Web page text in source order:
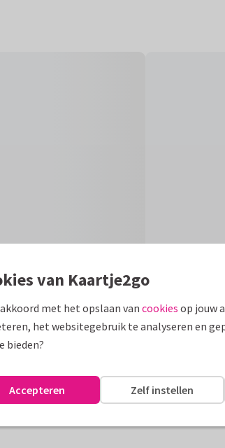
aanpasbare tekst. Met leuke
van Kaartje2go
akkoord met het opslaan van cookies op jouw
het websitegebruik te analyseren en
bieden?
Zelf instellen
Accepteren